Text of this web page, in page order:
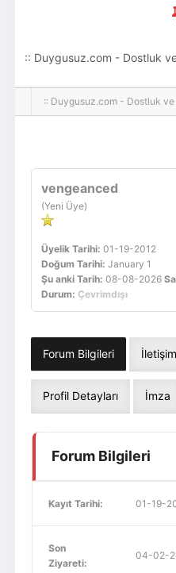
:: Duygusuz.com - Dostluk
hoş geldin ziyaretçi!
:: Duygusuz.com - Dostluk ve
vengeanced
(Yeni Üye)
Üyelik Tarihi: 01-19-2012
Doğum Tarihi: January 1
Şu anki Tarih: 08-08-2026
Durum: Çevrimdışı
Forum Bilgileri
Profil Detayları İmza
Forum Bilgileri
Kayıt Tarihi: 01-19-
Son
Ziyareti:
04-02-